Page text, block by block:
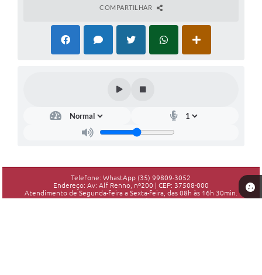
COMPARTILHAR
Telefone: WhastApp (35) 99809-3052
Endereço: Av: Alf Renno, nº200 | CEP: 37508-000
Atendimento de Segunda-feira a Sexta-feira, das 08h às 16h 30min.
CNPJ: 18.192.906/0001-10